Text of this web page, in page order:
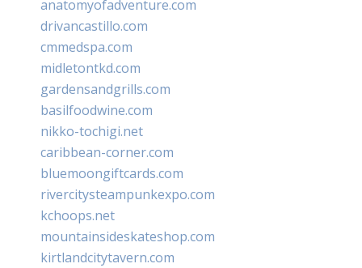
anatomyofadventure.com
drivancastillo.com
cmmedspa.com
midletontkd.com
gardensandgrills.com
basilfoodwine.com
nikko-tochigi.net
caribbean-corner.com
bluemoongiftcards.com
rivercitysteampunkexpo.com
kchoops.net
mountainsideskateshop.com
kirtlandcitytavern.com